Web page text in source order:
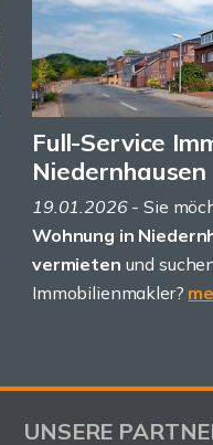
Full-Service
Niedernhausen
19.01.2026- Sie
Wohnung in
vermieten und
Immobilienmakler?
UNSERE